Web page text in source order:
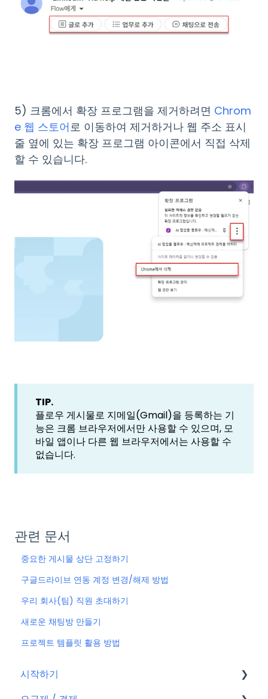
5) 크롬에서 확장 프로그램을 제거하려면 Chrom
e 웹 스토어로 이동하여 제거하거나 웹 주소 표시
줄 옆에 있는 확장 프로그램 아이콘에서 직접 삭제
할 수 있습니다.
TIP.
플로우 게시물로 지메일(Gmail)을 등록하는 기
능은 크롬 브라우저에서만 사용할 수 있으며, 모
바일 앱이나 다른 웹 브라우저에서는 사용할 수
없습니다.
관련 문서
중요한 게시물 상단 고정하기
구글드라이브 연동 계정 변경/해제 방법
우리 회사(팀) 직원 초대하기
새로운 채팅방 만들기
프로젝트 템플릿 활용 방법
시작하기